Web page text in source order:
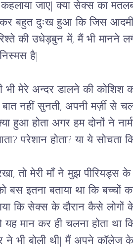
जाए| क्या सेक्स का
बहुत दुःख हुआ कि जिस आदमी
की उधेड़बुन में, मैं भी मानने
है|
मेरे अन्दर डालने की कोशिश
नहीं सुनती, अपनी मर्ज़ी से
हुआ होता अगर हम दोनों ने
परेशान होता? या ये सोचता
तो मेरी माँ ने मुझ पीरियड्स
बस इतना बताया था कि बच्चों
कि सेक्स के दौरान कैसे
मान कर ही चलना होता था
ने भी बोली थी| मैं अपने